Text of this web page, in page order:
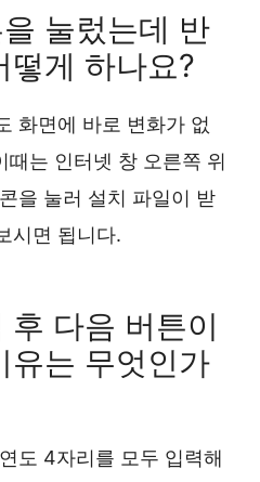
눌렀는데 반
떻게 하나요?
화면에 바로 변화가 없
때는 인터넷 창 오른쪽 위
을 눌러 설치 파일이 받
시면 됩니다.
다음 버튼이
유는 무엇인가
도 4자리를 모두 입력해